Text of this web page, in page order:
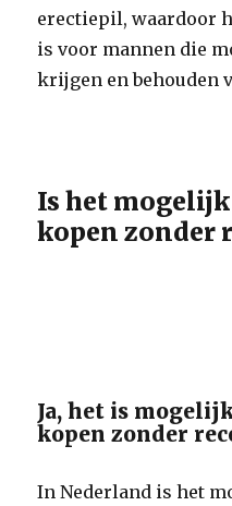
erectiepil, waardoor
is voor mannen die
krijgen en behouden
Is het
kopen zonder
Ja, het is
kopen zonder
In Nederland is het